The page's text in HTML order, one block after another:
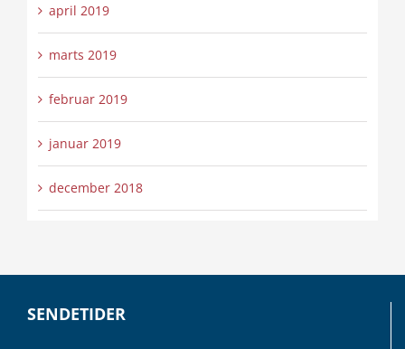
april 2019
marts 2019
februar 2019
januar 2019
december 2018
SENDETIDER